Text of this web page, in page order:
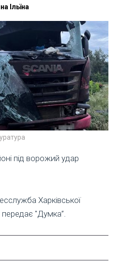
Ільїна
під ворожий удар
Харківської
"Думка”.